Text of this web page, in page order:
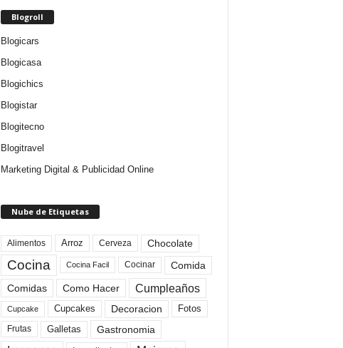
Blogroll
Blogicars
Blogicasa
Blogichics
Blogistar
Blogitecno
Blogitravel
Marketing Digital & Publicidad Online
Nube de Etiquetas
Alimentos Arroz Cerveza Chocolate
Cocina Cocina Facil Cocinar
Comida
Comidas
Como Hacer Cumpleaños
Cupcake Cupcakes Decoracion Fotos
Frutas Galletas Gastronomia